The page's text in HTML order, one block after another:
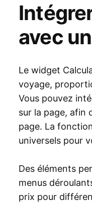
avec
Le widget
voyage,
Vous pouvez
sur la page, afin
page. La
universels pour
Des éléments
menus
prix pour